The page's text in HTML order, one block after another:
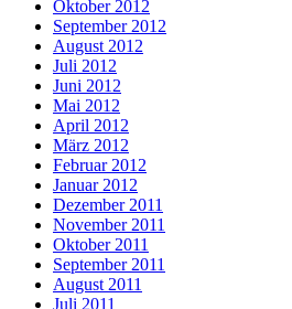
Oktober 2012
September 2012
August 2012
Juli 2012
Juni 2012
Mai 2012
April 2012
März 2012
Februar 2012
Januar 2012
Dezember 2011
November 2011
Oktober 2011
September 2011
August 2011
Juli 2011